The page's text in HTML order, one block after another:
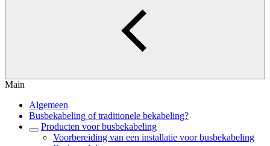
Main
Algemeen
Busbekabeling of traditionele bekabeling?
Producten voor busbekabeling
Voorbereiding van een installatie voor busbekabeling